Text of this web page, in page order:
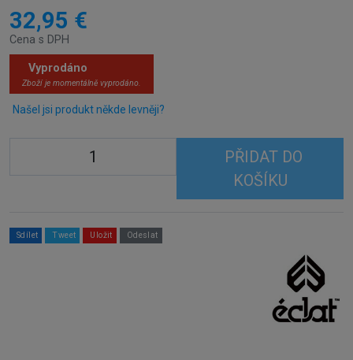
32,95 €
Cena s DPH
Vyprodáno
Zboží je momentálně vyprodáno.
Našel jsi produkt někde levněji?
PŘIDAT DO
KOŠÍKU
Sdílet Tweet Uložit Odeslat